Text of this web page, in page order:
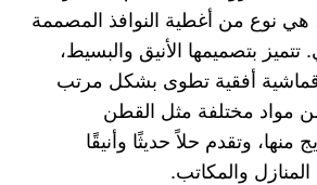
هي نوع من أغطية النوافذ المصممة
تتميز بتصميمها الأنيق والبسيط،
أفقية تطوى بشكل مرتب
مواد مختلفة مثل القطن
منها، وتقدم حلاً حديثًا وأنيقًا
والمكاتب.